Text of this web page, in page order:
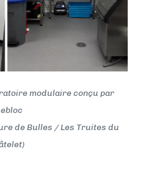
modulaire conçu par
de Bulles / Les Truites du